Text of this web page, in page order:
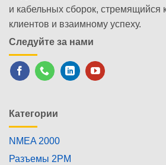
и кабельных сборок, стремящийся
клиентов и взаимному успеху.
Следуйте за нами
Категории
NMEA 2000
Разъемы 2PM